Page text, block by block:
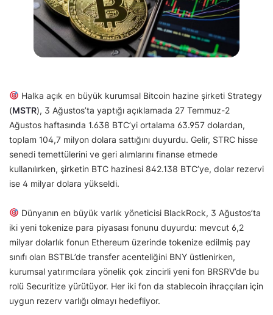
Halka açık en büyük kurumsal Bitcoin hazine şirketi Strategy
(MSTR), 3 Ağustos’ta yaptığı açıklamada 27 Temmuz-2
Ağustos haftasında 1.638 BTC’yi ortalama 63.957 dolardan,
toplam 104,7 milyon dolara sattığını duyurdu. Gelir, STRC hisse
senedi temettülerini ve geri alımlarını finanse etmede
kullanılırken, şirketin BTC hazinesi 842.138 BTC’ye, dolar rezervi
ise 4 milyar dolara yükseldi.
Dünyanın en büyük varlık yöneticisi BlackRock, 3 Ağustos’ta
iki yeni tokenize para piyasası fonunu duyurdu: mevcut 6,2
milyar dolarlık fonun Ethereum üzerinde tokenize edilmiş pay
sınıfı olan BSTBL’de transfer acenteliğini BNY üstlenirken,
kurumsal yatırımcılara yönelik çok zincirli yeni fon BRSRV’de bu
rolü Securitize yürütüyor. Her iki fon da stablecoin ihraççıları için
uygun rezerv varlığı olmayı hedefliyor.